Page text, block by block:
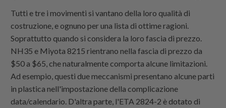
Tutti e tre i movimenti si vantano della loro qualità di
costruzione, e ognuno per una lista di ottime ragioni.
Soprattutto quando si considera la loro fascia di prezzo.
NH35 e Miyota 8215 rientrano nella fascia di prezzo da
$50 a $65, che naturalmente comporta alcune limitazioni.
Ad esempio, questi due meccanismi presentano alcune parti
in plastica nell'impostazione della complicazione
data/calendario. D'altra parte, l'ETA 2824-2 è dotato di